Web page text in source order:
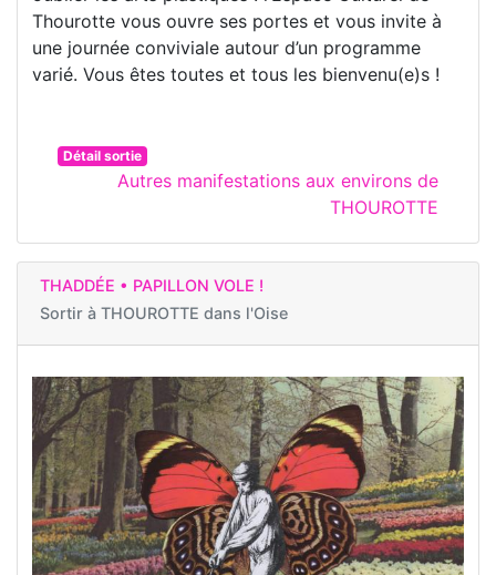
Thourotte vous ouvre ses portes et vous invite à
une journée conviviale autour d’un programme
varié. Vous êtes toutes et tous les bienvenu(e)s !
Détail sortie
Autres manifestations aux environs de
THOUROTTE
THADDÉE • PAPILLON VOLE !
Sortir à THOUROTTE dans l'Oise